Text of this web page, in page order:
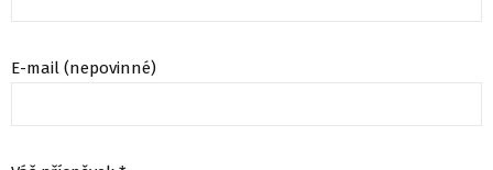
E-mail (nepovinné)